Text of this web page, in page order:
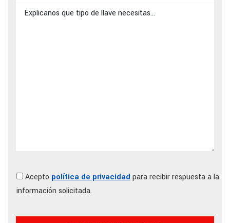
Acepto política de privacidad para recibir respuesta a la
información solicitada.